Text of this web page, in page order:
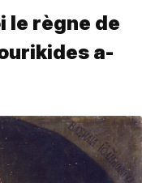
le règne de
a-